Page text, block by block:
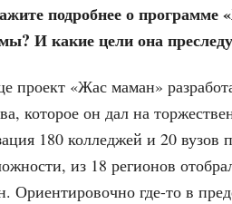
подробнее о
И какие цели она
«Жас маман»
которое он дал на
180 колледжей и 20
из 18 регионов
Ориентировочно где-то в